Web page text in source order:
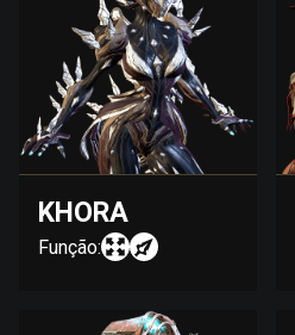
KHORA
Função: